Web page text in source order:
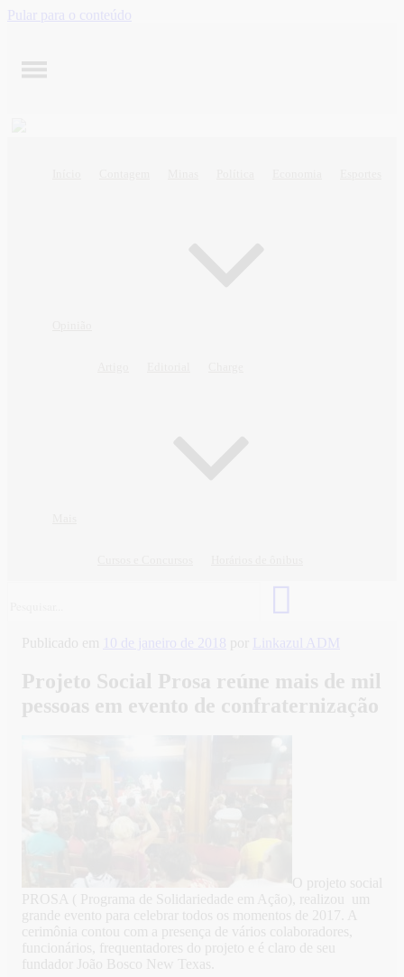
Pular para o conteúdo
Publicado em 10 de janeiro de 2018 por Linkazul ADM
Projeto Social Prosa reúne mais de mil
pessoas em evento de confraternização
O projeto social
PROSA ( Programa de Solidariedade em Ação), realizou um
grande evento para celebrar todos os momentos de 2017. A
cerimônia contou com a presença de vários colaboradores,
funcionários, frequentadores do projeto e é claro de seu
fundador João Bosco New Texas.